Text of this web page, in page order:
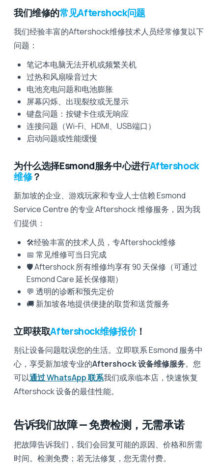
我们维修的常见Aftershock问题
我们经验丰富的Aftershock维修技术人员经常修复以下
问题：
笔记本电脑无法开机或频繁关机
过热和风扇噪音过大
电池充电问题和电池膨胀
屏幕闪烁、出现裂纹或无显示
键盘问题：按键卡住或无响应
连接问题（Wi-Fi、HDMI、USB端口）
启动问题或性能缓慢
为什么选择Esmond服务中心进行Aftershock
维修？
新加坡的企业、游戏玩家和专业人士信赖 Esmond
Service Centre 的专业 Aftershock 维修服务，因为我
们提供：
🛠️经验丰富的技术人员，专Aftershock维修
📅 常见维修可当日完成
🛡️ Aftershock 所有维修均享有 90 天保修（可通过
Esmond Care 延长保修期）
💬 透明的诊断和预先定价
🚚 新加坡各地提供便捷的取货和送货服务
立即获取Aftershock维修报价！
别让设备问题耽误您的生活。立即联系 Esmond 服务中
心，享受新加坡专业的Aftershock 设备维修服务。您
可以通过 WhatsApp 联系我们或亲临本店，快速恢复
Aftershock 设备的最佳性能。
告诉我们故障 — 免费检测，无需承诺
把故障告诉我们，我们会回复可能的原因、价格和所需
时间。检测免费；若无法修复，您无需付费。